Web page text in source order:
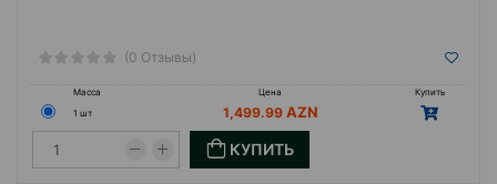
(0 Отзывы)
Масса Цена
Купить
1 шт
1,499.99
КУПИТЬ